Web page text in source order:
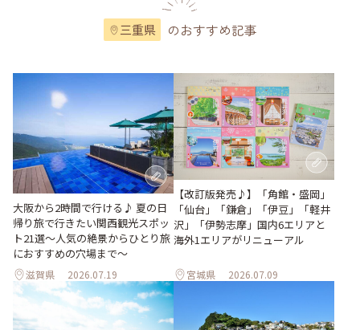
三重県 のおすすめ記事
大阪から2時間で行ける♪ 夏の日
帰り旅で行きたい関西観光スポッ
ト21選～人気の絶景からひとり旅
におすすめの穴場まで～
滋賀県 2026.07.19
【改訂版発売♪】「角館・盛岡」
「仙台」「鎌倉」「伊豆」「軽井
沢」「伊勢志摩」国内6エリアと
海外1エリアがリニューアル
宮城県 2026.07.09